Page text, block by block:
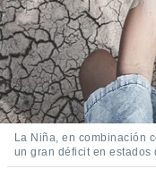
a la
la
todas
ya sean
nuestros
nos
y análisis
en
CONFIGURACIÓN
La Niña, en combinación
un gran déficit en estados